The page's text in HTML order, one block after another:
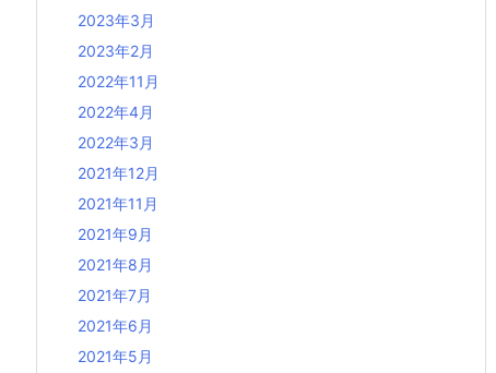
2023年3月
2023年2月
2022年11月
2022年4月
2022年3月
2021年12月
2021年11月
2021年9月
2021年8月
2021年7月
2021年6月
2021年5月